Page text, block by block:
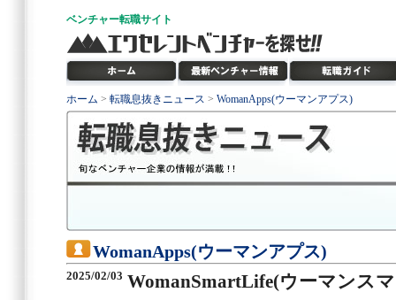
ベンチャー転職サイト
ホーム > 転職息抜きニュース > WomanApps(ウーマンアプス)
WomanApps(ウーマンアプス)
2025/02/03 WomanSmartLife(ウーマンス